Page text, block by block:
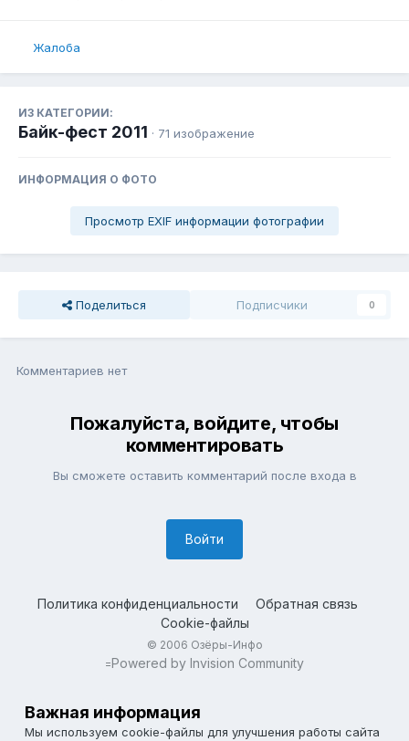
Жалоба
ИЗ КАТЕГОРИИ:
Байк-фест 2011 · 71 изображение
ИНФОРМАЦИЯ О ФОТО
Просмотр EXIF информации фотографии
Поделиться Подписчики 0
Комментариев нет
Пожалуйста, войдите, чтобы
комментировать
Вы сможете оставить комментарий после входа в
Войти
Политика конфиденциальности
Обратная связь
Cookie-файлы
© 2006 Озёры-Инфо
=Powered by Invision Community
Важная информация
Мы используем cookie-файлы для улучшения работы сайта